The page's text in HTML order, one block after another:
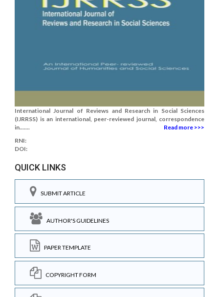
International Journal of Reviews and Research in Social Sciences
(IJRRSS) is an international, peer-reviewed journal, correspondence
in.......
Read more >>>
RNI:
DOI:
QUICK LINKS
SUBMIT ARTICLE
AUTHOR'S GUIDELINES
PAPER TEMPLATE
COPYRIGHT FORM